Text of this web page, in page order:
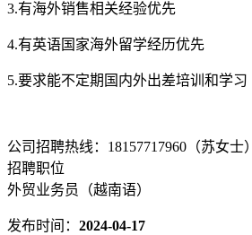
3.有海外销售相关经验优先
4.有英语国家海外留学经历优先
5.要求能不定期国内外出差培训和学习
公司招聘热线：18157717960（苏女士）
招聘职位
外贸业务员（越南语）
发布时间： 2024-04-17